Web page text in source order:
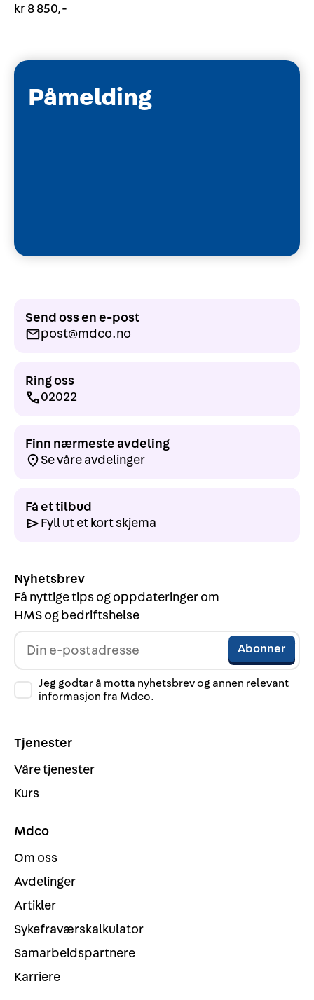
kr 8 850,-
Påmelding
Send oss en e-post
post@mdco.no
Ring oss
02022
Finn nærmeste avdeling
Se våre avdelinger
Få et tilbud
Fyll ut et kort skjema
Nyhetsbrev
Få nyttige tips og oppdateringer om
HMS og bedriftshelse
Jeg godtar å motta nyhetsbrev og annen relevant
informasjon fra Mdco.
Tjenester
Våre tjenester
Kurs
Mdco
Om oss
Avdelinger
Artikler
Sykefraværskalkulator
Samarbeidspartnere
Karriere